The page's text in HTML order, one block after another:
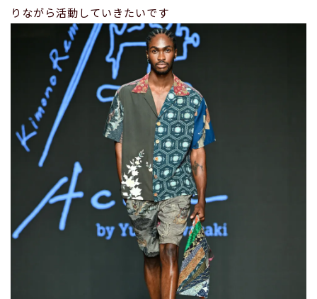
りながら活動していきたいです